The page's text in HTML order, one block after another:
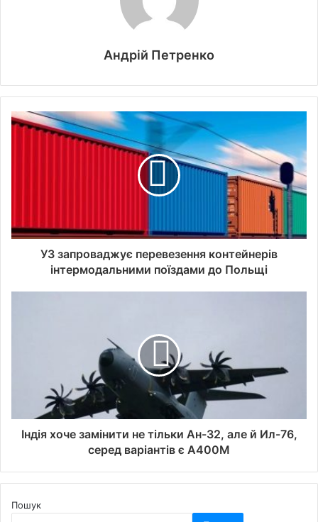
Андрій Петренко
УЗ запроваджує перевезення контейнерів
інтермодальними поїздами до Польщі
Індія хоче замінити не тільки Ан-32, але й Ил-76,
серед варіантів є A400M
Пошук